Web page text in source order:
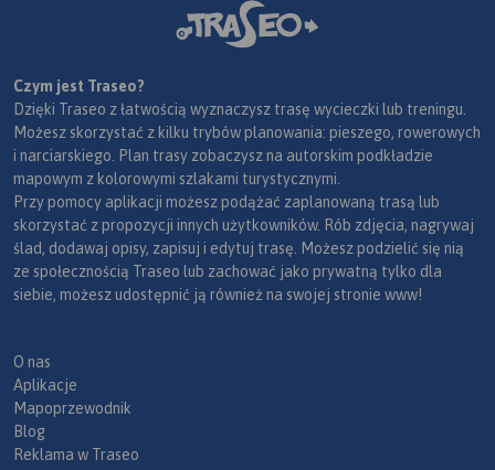
Czym jest Traseo?
Dzięki Traseo z łatwością wyznaczysz trasę wycieczki lub treningu.
Możesz skorzystać z kilku trybów planowania: pieszego, rowerowych
i narciarskiego. Plan trasy zobaczysz na autorskim podkładzie
mapowym z kolorowymi szlakami turystycznymi.
Przy pomocy aplikacji możesz podążać zaplanowaną trasą lub
skorzystać z propozycji innych użytkowników. Rób zdjęcia, nagrywaj
ślad, dodawaj opisy, zapisuj i edytuj trasę. Możesz podzielić się nią
ze społecznością Traseo lub zachować jako prywatną tylko dla
siebie, możesz udostępnić ją również na swojej stronie www!
O nas
Aplikacje
Mapoprzewodnik
Blog
Reklama w Traseo